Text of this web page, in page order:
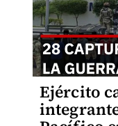
Ejército